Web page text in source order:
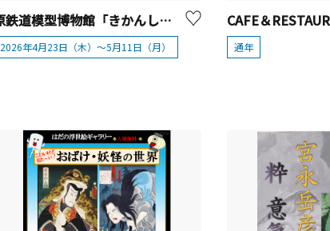
原鉄道模型博物館「きかんしゃトーマス」模型走行【横浜市】
2026年4月23日（木）～5月11日（月） 通年